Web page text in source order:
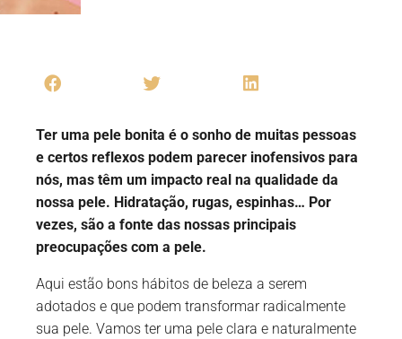
Ter uma pele bonita é o sonho de muitas pessoas
e certos reflexos podem parecer inofensivos para
nós, mas têm um impacto real na qualidade da
nossa pele. Hidratação, rugas, espinhas… Por
vezes, são a fonte das nossas principais
preocupações com a pele.
Aqui estão bons hábitos de beleza a serem
adotados e que podem transformar radicalmente
sua pele. Vamos ter uma pele clara e naturalmente